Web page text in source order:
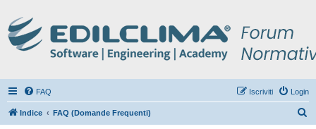
FAQ Login
Iscriviti
Indice FAQ (Domande Frequenti)